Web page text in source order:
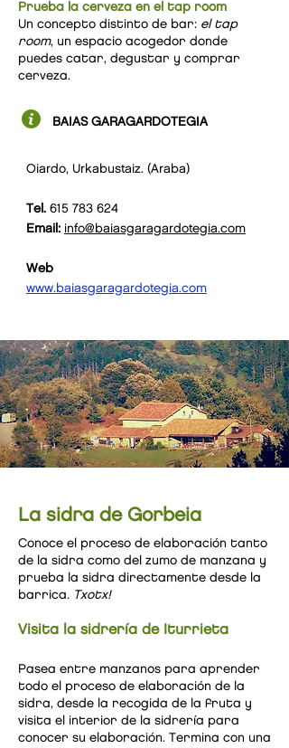
Prueba la cerveza en el tap room
Un concepto distinto de bar: el tap
room, un espacio acogedor donde
puedes catar, degustar y comprar
cerveza.
BAIAS GARAGARDOTEGIA
Oiardo, Urkabustaiz. (Araba)
Tel. 615 783 624
Email: info@baiasgaragardotegia.com
Web
www.baiasgaragardotegia.com
La sidra de Gorbeia
Conoce el proceso de elaboración tanto
de la sidra como del zumo de manzana y
prueba la sidra directamente desde la
barrica. Txotx!
Visita la sidrería de Iturrieta
Pasea entre manzanos para aprender
todo el proceso de elaboración de la
sidra, desde la recogida de la fruta y
visita el interior de la sidrería para
conocer su elaboración. Termina con una